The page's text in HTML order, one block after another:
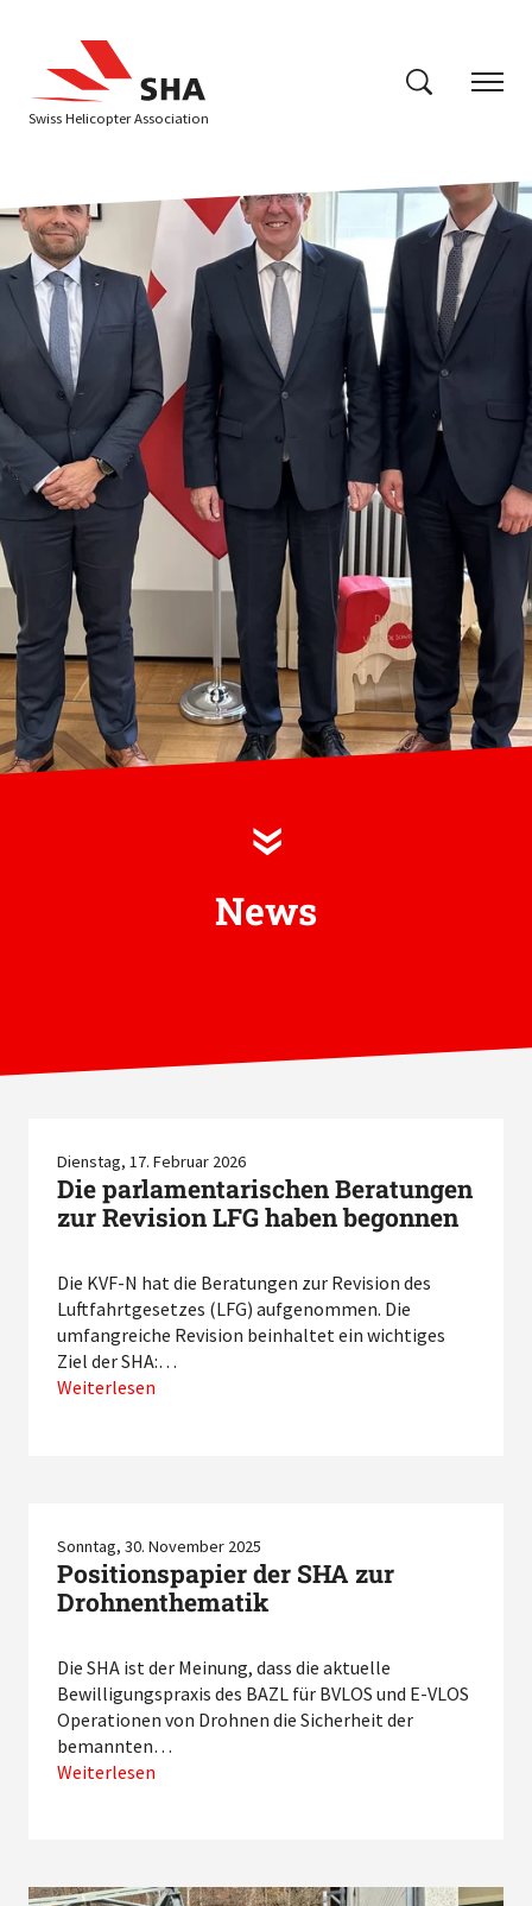
Swiss Helicopter Association
»
News
Dienstag, 17. Februar 2026
Die parlamentarischen Beratungen
zur Revision LFG haben begonnen
Die KVF-N hat die Beratungen zur Revision des
Luftfahrtgesetzes (LFG) aufgenommen. Die
umfangreiche Revision beinhaltet ein wichtiges
Ziel der SHA:…
Weiterlesen
Sonntag, 30. November 2025
Positionspapier der SHA zur
Drohnenthematik
Die SHA ist der Meinung, dass die aktuelle
Bewilligungspraxis des BAZL für BVLOS und E-VLOS
Operationen von Drohnen die Sicherheit der
bemannten…
Weiterlesen